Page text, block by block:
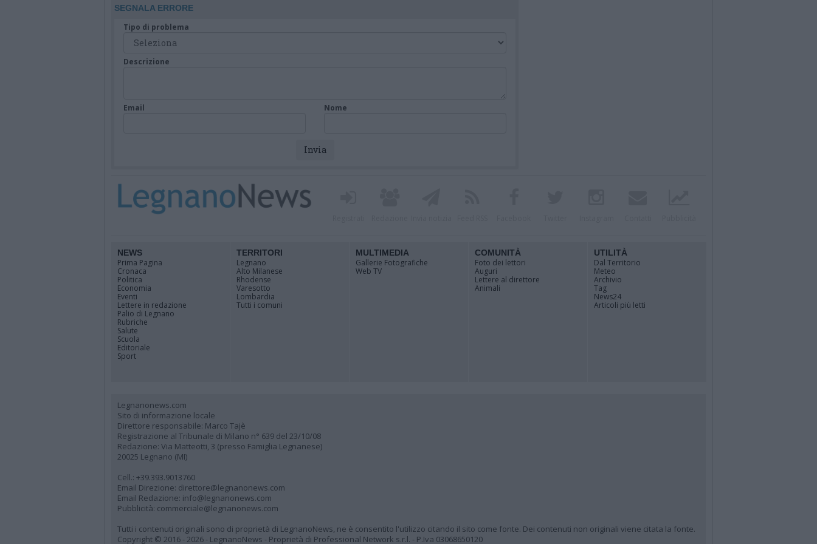
SEGNALA ERRORE
Tipo di problema
Descrizione
Email Nome
NEWS
Prima Pagina
Cronaca
Politica
Economia
Eventi
Lettere in redazione
Palio di Legnano
Rubriche
Salute
Scuola
Editoriale
Sport
TERRITORI
Legnano
Alto Milanese
Rhodense
Varesotto
Lombardia
Tutti i comuni
MULTIMEDIA
Gallerie Fotografiche
Web TV
COMUNITÀ
Foto dei lettori
Auguri
Lettere al direttore
Animali
UTILITÀ
Dal Territorio
Meteo
Archivio
Tag
News24
Articoli più letti
Legnanonews.com
Sito di informazione locale
Direttore responsabile: Marco Tajè
Registrazione al Tribunale di Milano n° 639 del 23/10/08
Redazione: Via Matteotti, 3 (presso Famiglia Legnanese)
20025 Legnano (MI)
Cell.: +39.393.9013760
Email Direzione: direttore@legnanonews.com
Email Redazione: info@legnanonews.com
Pubblicità: commerciale@legnanonews.com
Tutti i contenuti originali sono di proprietà di LegnanoNews, ne è consentito l'utilizzo citando il sito come fonte. Dei contenuti non originali viene citata la fonte.
Copyright © 2016 - 2026 - LegnanoNews - Proprietà di Professional Network s.r.l. - P.Iva 03068650120